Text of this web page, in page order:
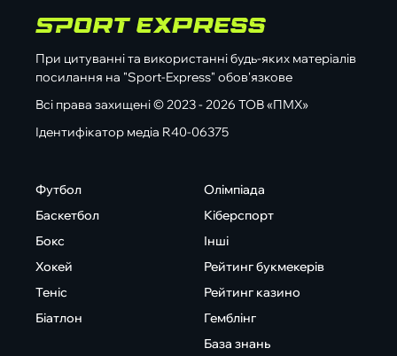
При цитуванні та використанні будь-яких матеріалів
посилання на "Sport-Express" обов'язкове
Всі права захищені © 2023 - 2026 ТОВ «ПМХ»
Ідентифікатор медіа R40-06375
Футбол
Баскетбол
Бокс
Хокей
Теніс
Біатлон
Олімпіада
Кіберспорт
Інші
Рейтинг букмекерів
Рейтинг казино
Гемблінг
База знань